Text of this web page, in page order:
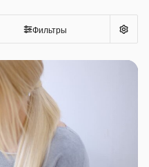
Фильтры